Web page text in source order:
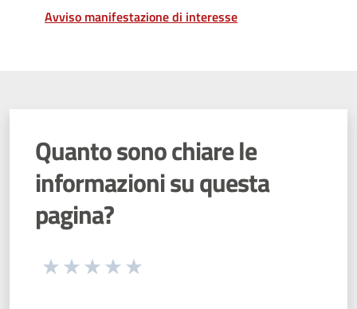
Avviso manifestazione di interesse
Quanto sono chiare le
informazioni su questa
pagina?
Seleziona una valutazione da 1 a 5 stelle